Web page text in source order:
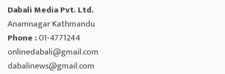
Dabali Media Pvt. Ltd.
Anamnagar Kathmandu
Phone :01-4771244
onlinedabali@gmail.com
dabalinews@gmail.com